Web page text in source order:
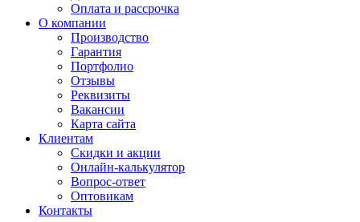
Оплата и рассрочка
О компании
Производство
Гарантия
Портфолио
Отзывы
Реквизиты
Вакансии
Карта сайта
Клиентам
Скидки и акции
Онлайн-калькулятор
Вопрос-ответ
Оптовикам
Контакты